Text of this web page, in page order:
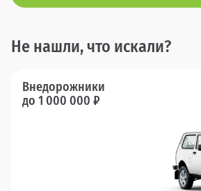
Не нашли, что искали?
Внедорожники
до 1 000 000 ₽